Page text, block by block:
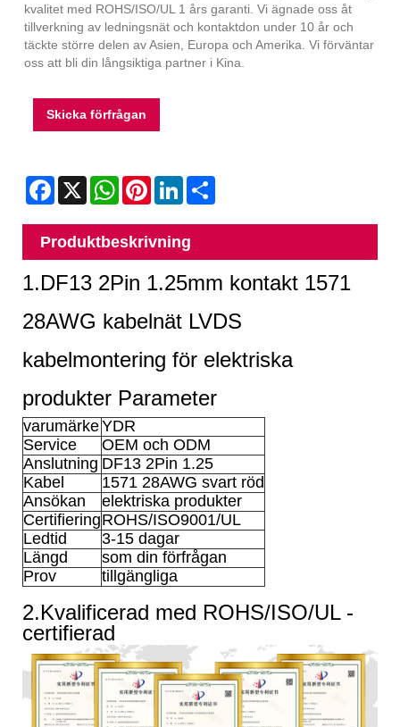
kvalitet med ROHS/ISO/UL 1 års garanti. Vi ägnade oss åt
tillverkning av ledningsnät och kontaktdon under 10 år och
täckte större delen av Asien, Europa och Amerika. Vi förväntar
oss att bli din långsiktiga partner i Kina.
Skicka förfrågan
Facebook
X WhatsAppPinterestLinkedIn
Produktbeskrivning
1.DF13 2Pin 1.25mm kontakt 1571
28AWG kabelnät LVDS
kabelmontering för elektriska
produkter Parameter
varumärkeYDR
Service
OEM och ODM
Anslutning DF13 2Pin 1.25
Kabel
1571 28AWG svart röd
Ansökan
elektriska produkter
CertifieringROHS/ISO9001/UL
Ledtid
3-15 dagar
Längd
som din förfrågan
Prov
tillgängliga
2.Kvalificerad med ROHS/ISO/UL -
certifierad